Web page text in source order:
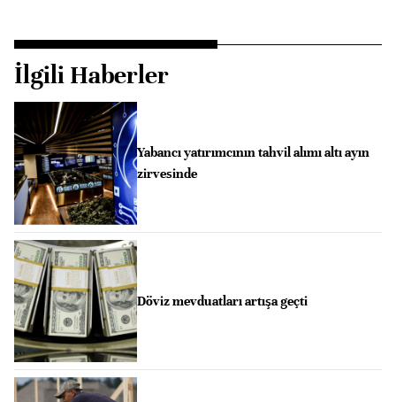
İlgili Haberler
Yabancı yatırımcının tahvil alımı altı ayın
zirvesinde
Döviz mevduatları artışa geçti